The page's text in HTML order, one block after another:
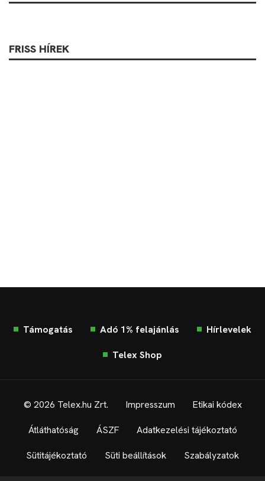
FRISS HÍREK
Támogatás Adó 1% felajánlás Hírlevelek
Telex Shop
© 2026 Telex.hu Zrt. Impresszum Etikai kódex
Átláthatóság ÁSZF Adatkezelési tájékoztató
Sütitájékoztató Süti beállítások Szabályzatok